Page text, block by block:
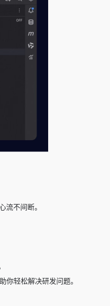
流不间断。
轻松解决研发问题。